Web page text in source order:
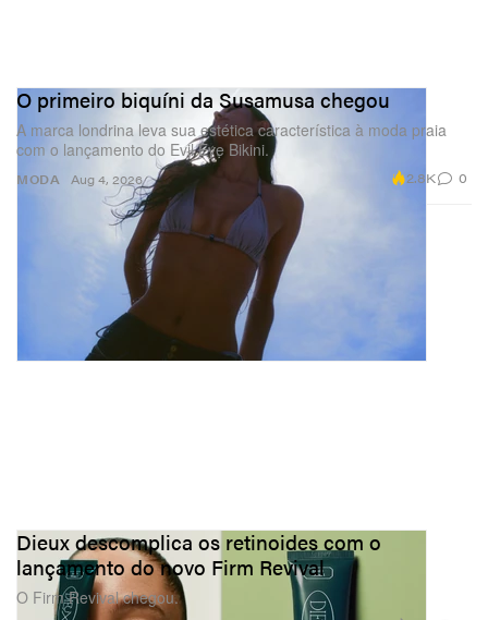
MODA
O primeiro biquíni da Susamusa chegou
A marca londrina leva sua estética característica à moda praia
com o lançamento do Evil Eye Bikini.
Aug 4, 2026 2.8K 0
Dieux descomplica os retinoides com o
lançamento do novo Firm Revival
O Firm Revival chegou.